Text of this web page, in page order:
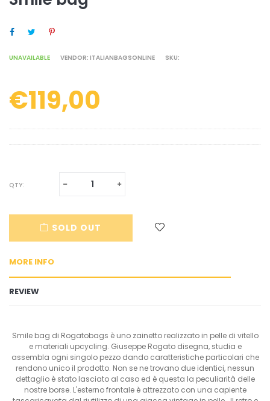
SHARE ON FACEBOOK
TWEET ON TWITTER
UNAVAILABLE VENDOR: ITALIANBAGSONLINE SKU:
Regular
€119,00
QTY:
Translation
Translation
SOLD OUT
MORE INFO
REVIEW
Smile bag di Rogatobags è uno zainetto realizzato in pelle di vitello
e materiali upcycling. Giuseppe Rogato disegna, studia e
assembla ogni singolo pezzo dando caratteristiche particolari che
rendono unico il prodotto. Non se ne trovano due identici, nessun
dettaglio è stato lasciato al caso ed è questa la peculiarità delle
nostre borse. L'esterno frontale è attrezzato con una capiente